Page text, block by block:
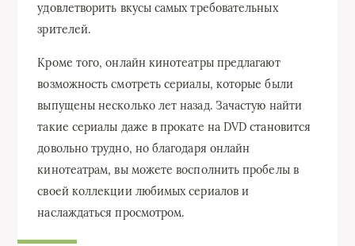
удовлетворить вкусы самых требовательных
зрителей.
Кроме того, онлайн кинотеатры предлагают
возможность смотреть сериалы, которые были
выпущены несколько лет назад. Зачастую найти
такие сериалы даже в прокате на DVD становится
довольно трудно, но благодаря онлайн
кинотеатрам, вы можете восполнить пробелы в
своей коллекции любимых сериалов и
наслаждаться просмотром.